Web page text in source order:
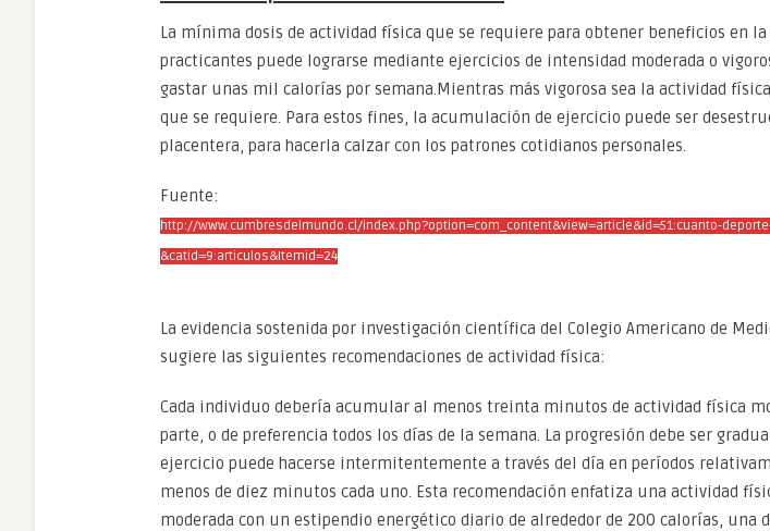
La mínima dosis de actividad física que se requiere para obtener beneficios en la
practicantes puede lograrse mediante ejercicios de intensidad moderada o
gastar unas mil calorías por semana.Mientras más vigorosa sea la actividad
que se requiere. Para estos fines, la acumulación de ejercicio puede ser
placentera, para hacerla calzar con los patrones cotidianos personales.
Fuente:
http://www.cumbresdelmundo.cl/index.php?option=com_content&view=article&id=51:cuanto-
&catid=9:articulos&Itemid=24
La evidencia sostenida por investigación científica del Colegio Americano de
sugiere las siguientes recomendaciones de actividad física:
Cada individuo debería acumular al menos treinta minutos de actividad física
parte, o de preferencia todos los días de la semana. La progresión debe ser
ejercicio puede hacerse intermitentemente a través del día en períodos
menos de diez minutos cada uno. Esta recomendación enfatiza una actividad
moderada con un estipendio energético diario de alrededor de 200 calorías, una